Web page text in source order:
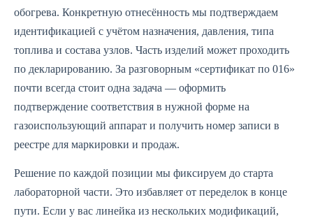
обогрева. Конкретную отнесённость мы подтверждаем
идентификацией с учётом назначения, давления, типа
топлива и состава узлов. Часть изделий может проходить
по декларированию. За разговорным «сертификат по 016»
почти всегда стоит одна задача — оформить
подтверждение соответствия в нужной форме на
газоиспользующий аппарат и получить номер записи в
реестре для маркировки и продаж.
Решение по каждой позиции мы фиксируем до старта
лабораторной части. Это избавляет от переделок в конце
пути. Если у вас линейка из нескольких модификаций,